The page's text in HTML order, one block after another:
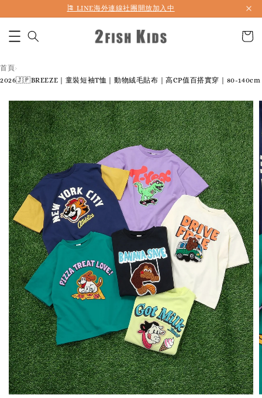
首購折50 ｜ 滿1,500 免運 ｜ 滿2,900 折140 ｜ 3%購物金
首頁›
2026🇯🇵BREEZE｜童裝短袖T恤｜動物絨毛貼布｜高CP值百搭實穿｜80-140cm